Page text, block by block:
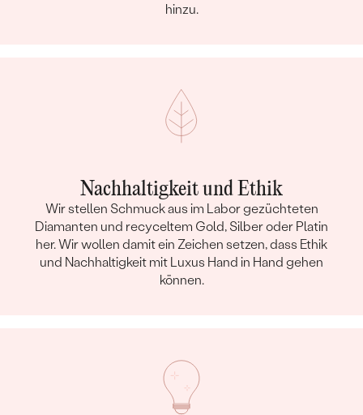
hinzu.
Nachhaltigkeit und Ethik
Wir stellen Schmuck aus im Labor gezüchteten
Diamanten und recyceltem Gold, Silber oder Platin
her. Wir wollen damit ein Zeichen setzen, dass Ethik
und Nachhaltigkeit mit Luxus Hand in Hand gehen
können.